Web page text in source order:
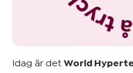
&
Idag är det World